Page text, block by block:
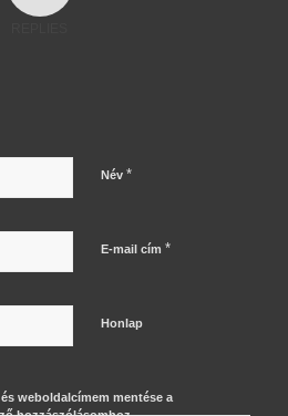
Név *
E-mail cím *
Honlap
weboldalcímem mentése a